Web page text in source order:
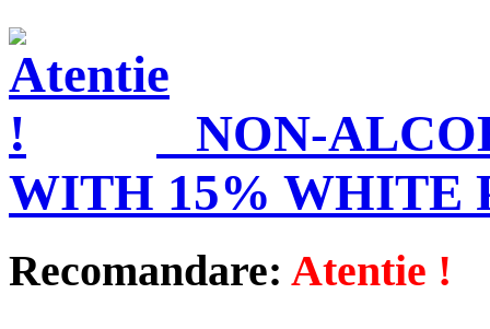
NON-
WITH 15% WHITE
Recomandare: Atentie !